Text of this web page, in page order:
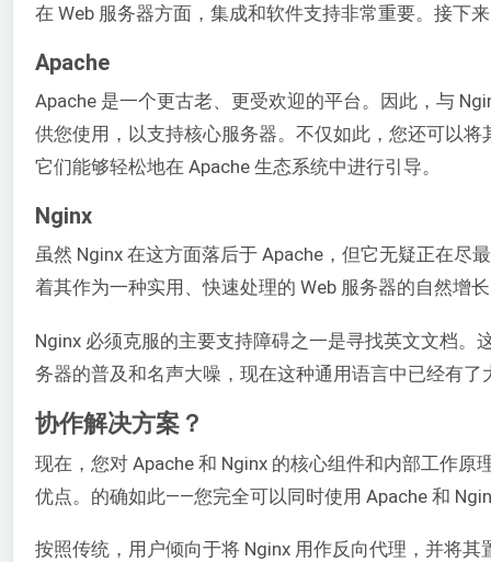
在 Web 服务器方面，集成和软件支持非常重要。接下
Apache
Apache 是一个更古老、更受欢迎的平台。因此，与
供您使用，以支持核心服务器。不仅如此，您还可以
它们能够轻松地在 Apache 生态系统中进行引导。
Nginx
虽然 Nginx 在这方面落后于 Apache，但它无疑正在尽
着其作为一种实用、快速处理的 Web 服务器的自然增
Nginx 必须克服的主要支持障碍之一是寻找英文文档
务器的普及和名声大噪，现在这种通用语言中已经有了
协作解决方案？
现在，您对 Apache 和 Nginx 的核心组件和内部工作
优点。的确如此——您完全可以同时使用 Apache 和
按照传统，用户倾向于将 Nginx 用作反向代理，并将